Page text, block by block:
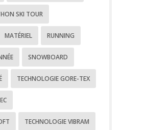
SKI TOUR
MATÉRIEL RUNNING
SNOWBOARD
TECHNOLOGIE GORE-TEX
TECHNOLOGIE VIBRAM